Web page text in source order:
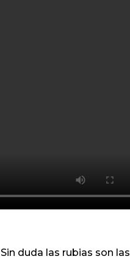
Sin duda las rubias son